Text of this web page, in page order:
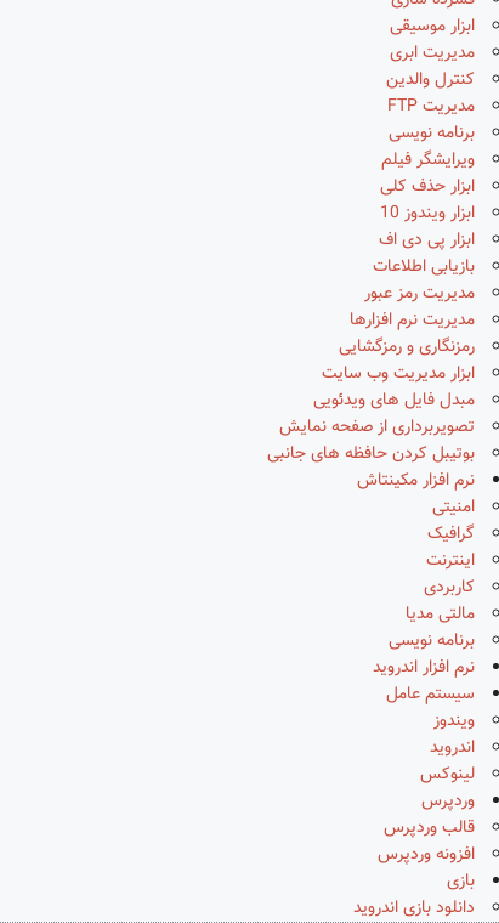
ابزار موسیقی
مدیریت ابری
کنترل والدین
مدیریت FTP
برنامه نویسی
ویرایشگر فیلم
ابزار حذف کلی
ابزار ویندوز 10
ابزار پی دی اف
بازیابی اطلاعات
مدیریت رمز عبور
مدیریت نرم افزارها
رمزنگاری و رمزگشایی
ابزار مدیریت وب سایت
مبدل فایل های ویدئویی
تصویربرداری از صفحه نمایش
بوتیبل کردن حافظه های جانبی
نرم افزار مکینتاش
امنیتی
گرافیک
اینترنت
کاربردی
مالتی مدیا
برنامه نویسی
نرم افزار اندروید
سیستم عامل
ویندوز
اندروید
لینوکس
وردپرس
قالب وردپرس
افزونه وردپرس
بازی
دانلود بازی اندروید